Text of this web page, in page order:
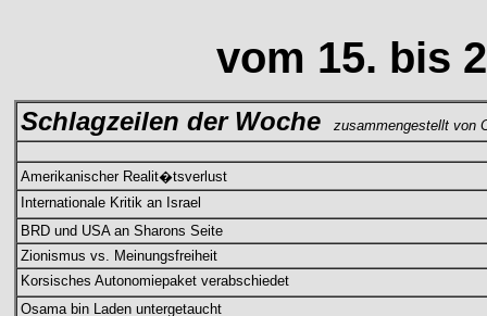
vom 15. bis
Schlagzeilen der Woche zusammengestellt von
Amerikanischer Realit�tsverlust
Internationale Kritik an Israel
BRD und USA an Sharons Seite
Zionismus vs. Meinungsfreiheit
Korsisches Autonomiepaket verabschiedet
Osama bin Laden untergetaucht